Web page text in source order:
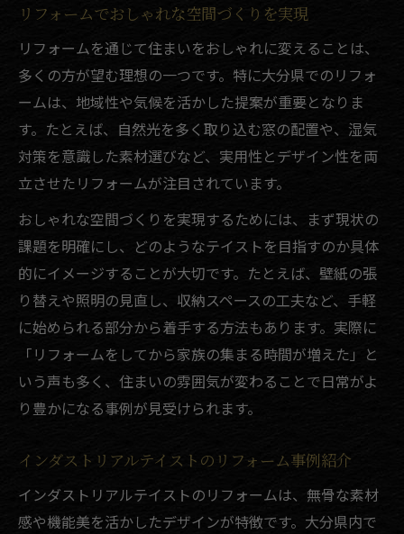
リフォームでおしゃれな空間づくりを実現
リフォームを通じて住まいをおしゃれに変えることは、
多くの方が望む理想の一つです。特に大分県でのリフォ
ームは、地域性や気候を活かした提案が重要となりま
す。たとえば、自然光を多く取り込む窓の配置や、湿気
対策を意識した素材選びなど、実用性とデザイン性を両
立させたリフォームが注目されています。
おしゃれな空間づくりを実現するためには、まず現状の
課題を明確にし、どのようなテイストを目指すのか具体
的にイメージすることが大切です。たとえば、壁紙の張
り替えや照明の見直し、収納スペースの工夫など、手軽
に始められる部分から着手する方法もあります。実際に
「リフォームをしてから家族の集まる時間が増えた」と
いう声も多く、住まいの雰囲気が変わることで日常がよ
り豊かになる事例が見受けられます。
インダストリアルテイストのリフォーム事例紹介
インダストリアルテイストのリフォームは、無骨な素材
感や機能美を活かしたデザインが特徴です。大分県内で